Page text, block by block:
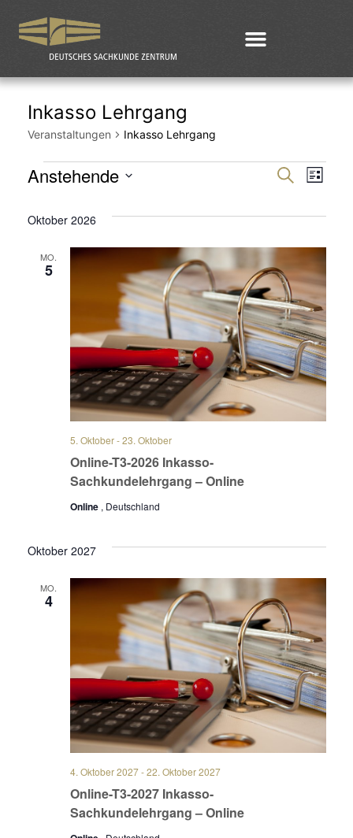
Inkasso Lehrgang
Veranstaltungen Inkasso Lehrgang
und
SucheListe
Anstehende
wählen.
Oktober 2026
MO.
5
Online-T3-2026 Inkasso-
Sachkundelehrgang – Online
5. Oktober-23. Oktober
Online , Deutschland
Oktober 2027
MO.
4
Online-T3-2027 Inkasso-
Sachkundelehrgang – Online
4. Oktober 2027-22. Oktober 2027